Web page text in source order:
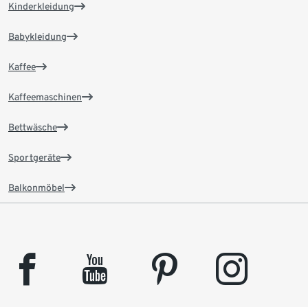
Kinderkleidung
Babykleidung
Kaffee
Kaffeemaschinen
Bettwäsche
Sportgeräte
Balkonmöbel
facebook youtube pinterest instagram